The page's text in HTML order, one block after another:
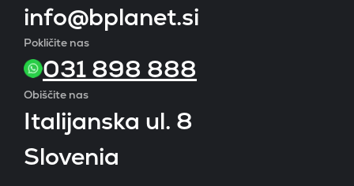
info@bplanet.si
Pokličite nas
031 898 888
Obiščite nas
Italijanska ul. 8
Slovenia